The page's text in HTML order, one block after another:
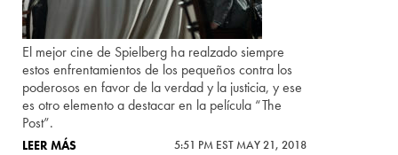
El mejor cine de Spielberg ha realzado siempre
estos enfrentamientos de los pequeños contra los
poderosos en favor de la verdad y la justicia, y ese
es otro elemento a destacar en la película “The
Post”.
LEER MÁS 5:51 PM EST MAY 21, 2018